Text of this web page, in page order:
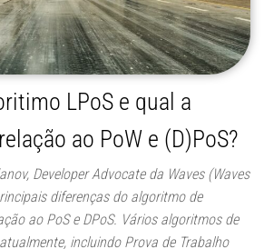
LPoS e qual a
ao PoW e (D)PoS?
Developer Advocate da Waves (Waves
diferenças do algoritmo de
ao PoS e DPoS. Vários algoritmos de
incluindo Prova de Trabalho